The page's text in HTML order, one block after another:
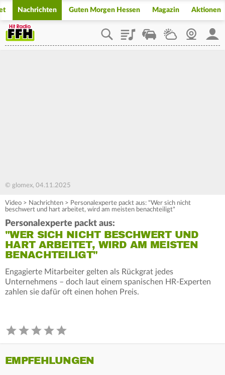
Nachrichten Guten Morgen Hessen Magazin Aktionen
PlaylistStaupilotWetterWebcam
© glomex, 04.11.2025
Video > Nachrichten > Personalexperte packt aus: "Wer sich nicht
beschwert und hart arbeitet, wird am meisten benachteiligt"
Personalexperte packt aus:
"WER SICH NICHT BESCHWERT UND
HART ARBEITET, WIRD AM MEISTEN
BENACHTEILIGT"
Engagierte Mitarbeiter gelten als Rückgrat jedes
Unternehmens – doch laut einem spanischen HR-Experten
zahlen sie dafür oft einen hohen Preis.
EMPFEHLUNGEN